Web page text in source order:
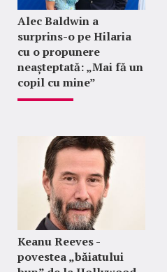
Alec Baldwin a
surprins-o pe Hilaria
cu o propunere
neașteptată: „Mai fă un
copil cu mine”
Keanu Reeves -
povestea „băiatului